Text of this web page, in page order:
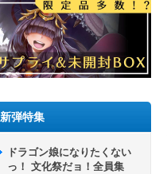
新弾特集
ドラゴン娘になりたくない
っ！ 文化祭だョ！全員集